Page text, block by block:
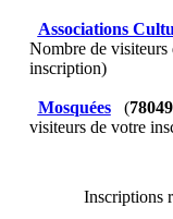
Associations
Nombre de visiteurs
inscription)
Mosquées (78049
visiteurs de votre
Inscriptions